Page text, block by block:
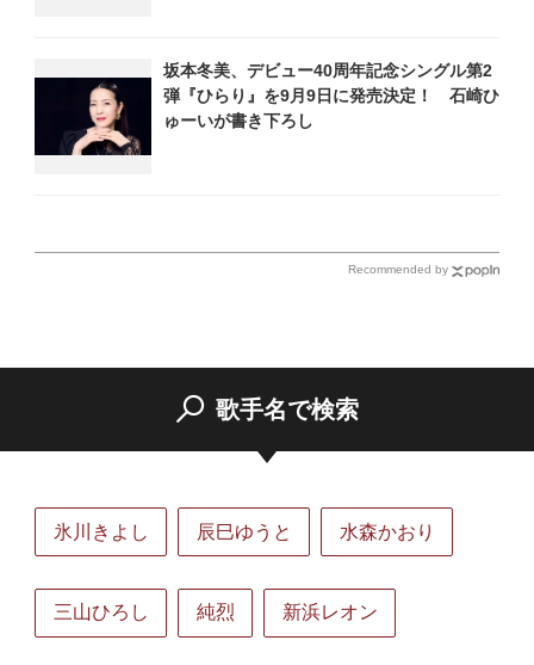
坂本冬美、デビュー40周年記念シングル第2
弾『ひらり』を9月9日に発売決定！ 石崎ひ
ゅーいが書き下ろし
Recommended by
歌手名で検索
氷川きよし 辰巳ゆうと 水森かおり
三山ひろし 純烈 新浜レオン